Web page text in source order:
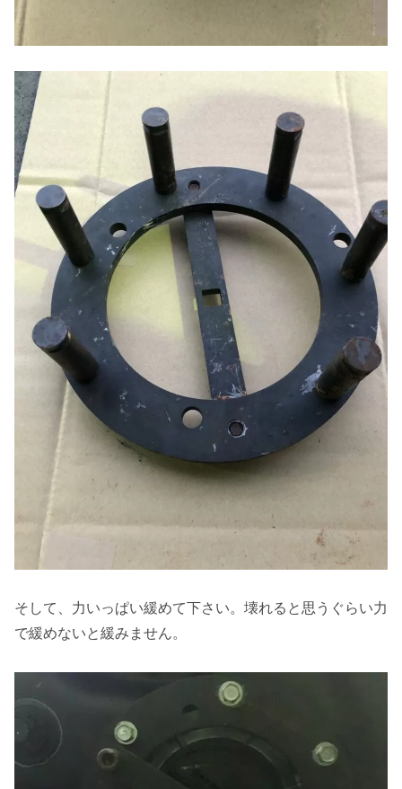
そして、力いっぱい緩めて下さい。壊れると思うぐらい力
で緩めないと緩みません。